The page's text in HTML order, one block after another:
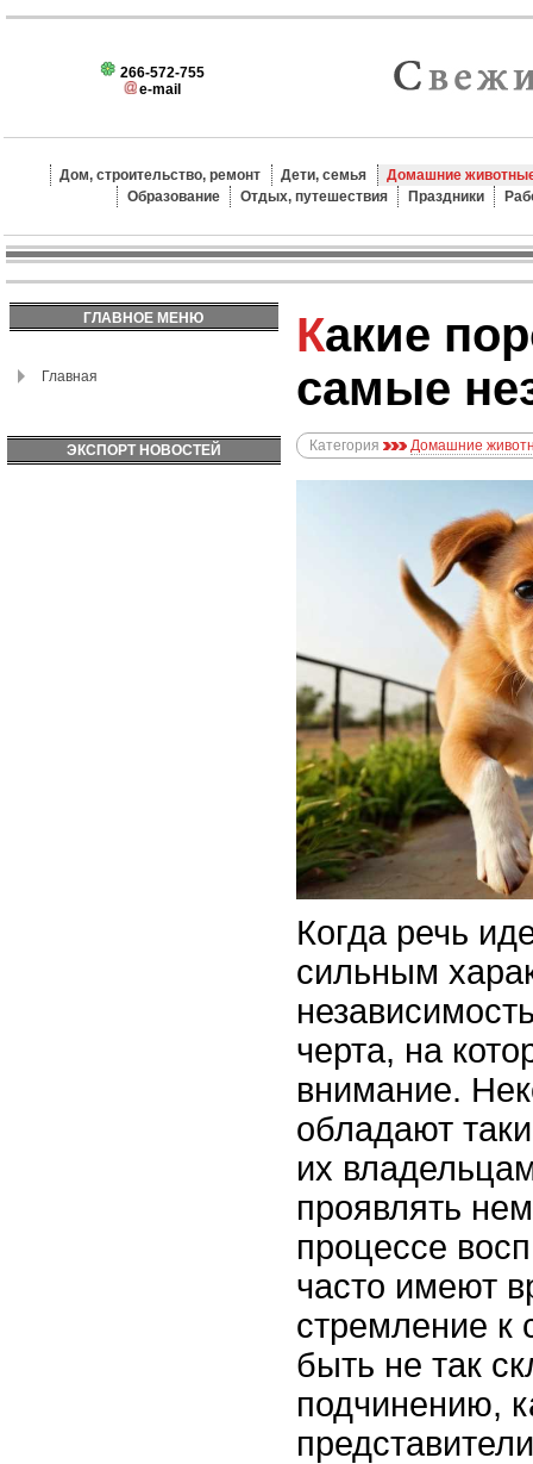
266-572-755
e-mail
Дом, строительство, ремонт Дети, семья
Домашние
Образование
Отдых, путешествия Праздники
ГЛАВНОЕ МЕНЮ
Главная
ЭКСПОРТ НОВОСТЕЙ
Какие породы собак
самые
Категория Домашние
Когда речь
сильным
черта, на
внимание.
обладают
их
проявлять
процессе
часто имеют
стремление к
быть не так
подчинению,